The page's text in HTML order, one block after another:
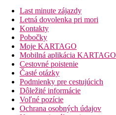
Last minute zájazdy
Letná dovolenka pri mori
Kontakty
Pobočky
Moje KARTAGO
Mobilná aplikácia KARTAGO
Cestovné poistenie
Časté otázky
Podmienky pre cestujúcich
Dôležité informácie
Voľné pozície
Ochrana osobných údajov